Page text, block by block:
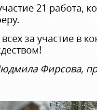
21 работа,
за участие в
Фирсова,